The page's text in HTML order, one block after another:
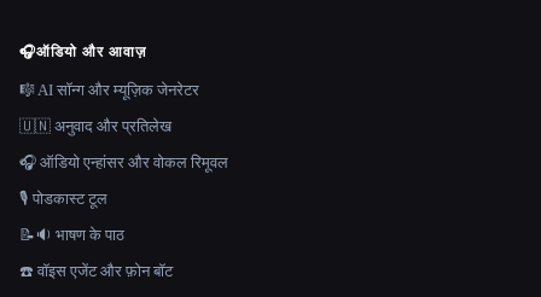
🎧ऑडियो और आवाज़
🎼 AI सॉन्ग और म्यूज़िक जेनरेटर
🇺🇳 अनुवाद और प्रतिलेख
🎧 ऑडियो एन्हांसर और वोकल रिमूवल
🎙️ पोडकास्ट टूल
📝🔉 भाषण के पाठ
☎️ वॉइस एजेंट और फ़ोन बॉट